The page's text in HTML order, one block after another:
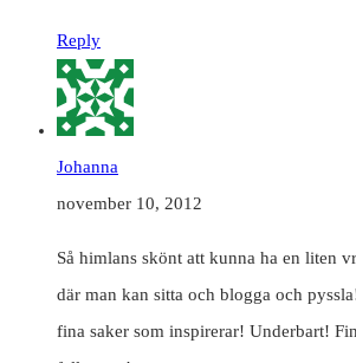
Reply
Johanna
november 10, 2012
Så himlans skönt att kunna ha en liten
där man kan sitta och blogga och
fina saker som inspirerar! Underbart!